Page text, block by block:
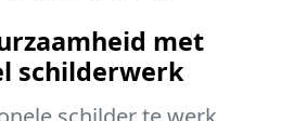
met
schilderwerk